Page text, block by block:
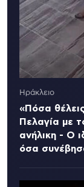
Ηράκλειο
«Πόσα
Πελαγία με
ανήλικη - Ο
όσα